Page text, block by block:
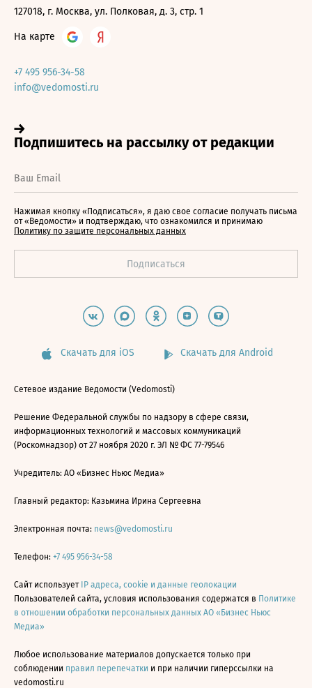
127018, г. Москва, ул. Полковая, д. 3, стр. 1
На карте
+7 495 956-34-58
info@vedomosti.ru
Нажимая кнопку «Подписаться», я даю свое согласие получать письма
от «Ведомости» и подтверждаю, что ознакомился и принимаю
Политику по защите персональных данных
Скачать для iOS Скачать для Android
Сетевое издание Ведомости (Vedomosti)
Решение Федеральной службы по надзору в сфере связи,
информационных технологий и массовых коммуникаций
(Роскомнадзор) от 27 ноября 2020 г. ЭЛ № ФС 77-79546
Учредитель: АО «Бизнес Ньюс Медиа»
Главный редактор: Казьмина Ирина Сергеевна
Электронная почта: news@vedomosti.ru
Телефон: +7 495 956-34-58
Сайт использует IP адреса, cookie и данные геолокации
Пользователей сайта, условия использования содержатся в Политике
в отношении обработки персональных данных АО «Бизнес Ньюс
Медиа»
Любое использование материалов допускается только при
соблюдении правил перепечатки и при наличии гиперссылки на
vedomosti.ru